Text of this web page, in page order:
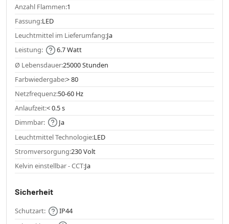
Anzahl Flammen:1
Fassung:LED
Leuchtmittel im Lieferumfang:Ja
Leistung:
6.7 Watt
Ø Lebensdauer:25000 Stunden
Farbwiedergabe:> 80
Netzfrequenz:50-60 Hz
Anlaufzeit:< 0.5 s
Dimmbar:
Ja
Leuchtmittel Technologie:LED
Stromversorgung:230 Volt
Kelvin einstellbar - CCT:Ja
Sicherheit
Schutzart:
IP44